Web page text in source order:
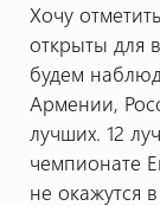
Хочу
открыты для
будем
Армении,
лучших. 12
чемпионате
не окажутся